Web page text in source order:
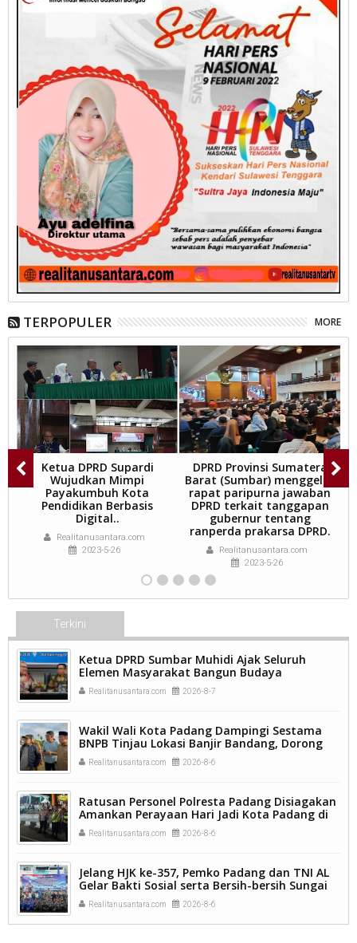
TERPOPULER MORE
Ketua DPRD Supardi
Wujudkan Mimpi
Payakumbuh Kota
Pendidikan Berbasis
Digital..
Realitanusantara.com
2023-5-26
DPRD Provinsi Sumatera
Barat (Sumbar) menggelar
rapat paripurna jawaban
DPRD terkait tanggapan
gubernur tentang
ranperda prakarsa DPRD.
Realitanusantara.com
2023-5-26
Terkini
Ketua DPRD Sumbar Muhidi Ajak Seluruh
Elemen Masyarakat Bangun Budaya
Kewaspadaan Dini Demi Menjaga Kamtibmas.
Realitanusantara.com 2026-8-7
Wakil Wali Kota Padang Dampingi Sestama
BNPB Tinjau Lokasi Banjir Bandang, Dorong
Percepatan Penanganan Pascabencana.
Realitanusantara.com 2026-8-6
Ratusan Personel Polresta Padang Disiagakan
Amankan Perayaan Hari Jadi Kota Padang di
Kawasan Pantai Padang.
Realitanusantara.com 2026-8-6
Jelang HJK ke-357, Pemko Padang dan TNI AL
Gelar Bakti Sosial serta Bersih-bersih Sungai
Batang Arau.
Realitanusantara.com 2026-8-6